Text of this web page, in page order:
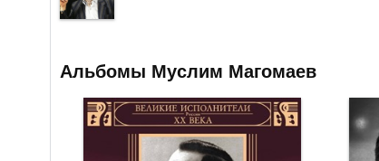
Альбомы Муслим Магомаев